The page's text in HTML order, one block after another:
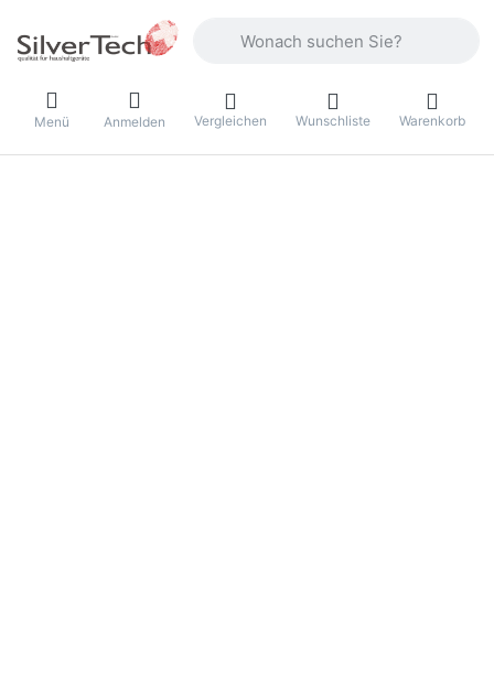
Menü Anmelden Vergleichen Wunschliste Warenkorb